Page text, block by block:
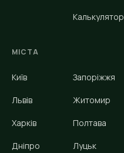
Калькулятор
МІСТА
Київ
Львів
Харків
Дніпро
Запоріжжя
Житомир
Полтава
Луцьк